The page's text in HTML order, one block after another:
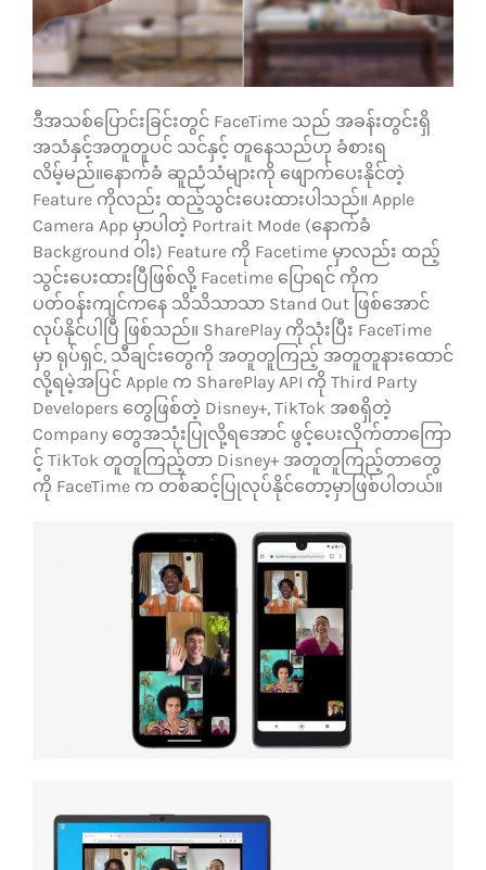
ဒီအသစ်ပြောင်းခြင်းတွင် FaceTime သည် အခန်းတွင်းရှိ
အသံနှင့်အတူတူပင် သင်နှင့် တူနေသည်ဟု ခံစားရ
လိမ့်မည်။နောက်ခံ ဆူညံသံများကို ဖျောက်ပေးနိုင်တဲ့
Feature ကိုလည်း ထည့်သွင်းပေးထားပါသည်။ Apple
Camera App မှာပါတဲ့ Portrait Mode (နောက်ခံ
Background ဝါး) Feature ကို Facetime မှာလည်း ထည့်
သွင်းပေးထားပြီဖြစ်လို့ Facetime ပြောရင် ကိုက
ပတ်ဝန်းကျင်ကနေ သိသိသာသာ Stand Out ဖြစ်အောင်
လုပ်နိုင်ပါပြီ ဖြစ်သည်။ SharePlay ကိုသုံးပြီး FaceTime
မှာ ရုပ်ရှင်, သီချင်းတွေကို အတူတူကြည့် အတူတူနားထောင်
လို့ရမဲ့အပြင် Apple က SharePlay API ကို Third Party
Developers တွေဖြစ်တဲ့ Disney+, TikTok အစရှိတဲ့
Company တွေအသုံးပြုလို့ရအောင် ဖွင့်ပေးလိုက်တာကြော
င့် TikTok တူတူကြည့်တာ Disney+ အတူတူကြည့်တာတွေ
ကို FaceTime က တစ်ဆင့်ပြုလုပ်နိုင်တော့မှာဖြစ်ပါတယ်။